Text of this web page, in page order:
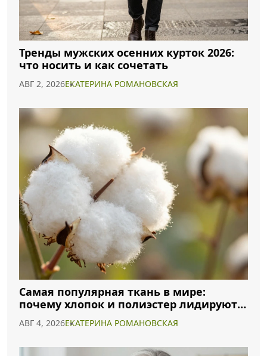
Тренды мужских осенних курток 2026:
что носить и как сочетать
АВГ 2, 2026ЕКАТЕРИНА РОМАНОВСКАЯ
Самая популярная ткань в мире:
почему хлопок и полиэстер лидируют в
2026 году
АВГ 4, 2026ЕКАТЕРИНА РОМАНОВСКАЯ